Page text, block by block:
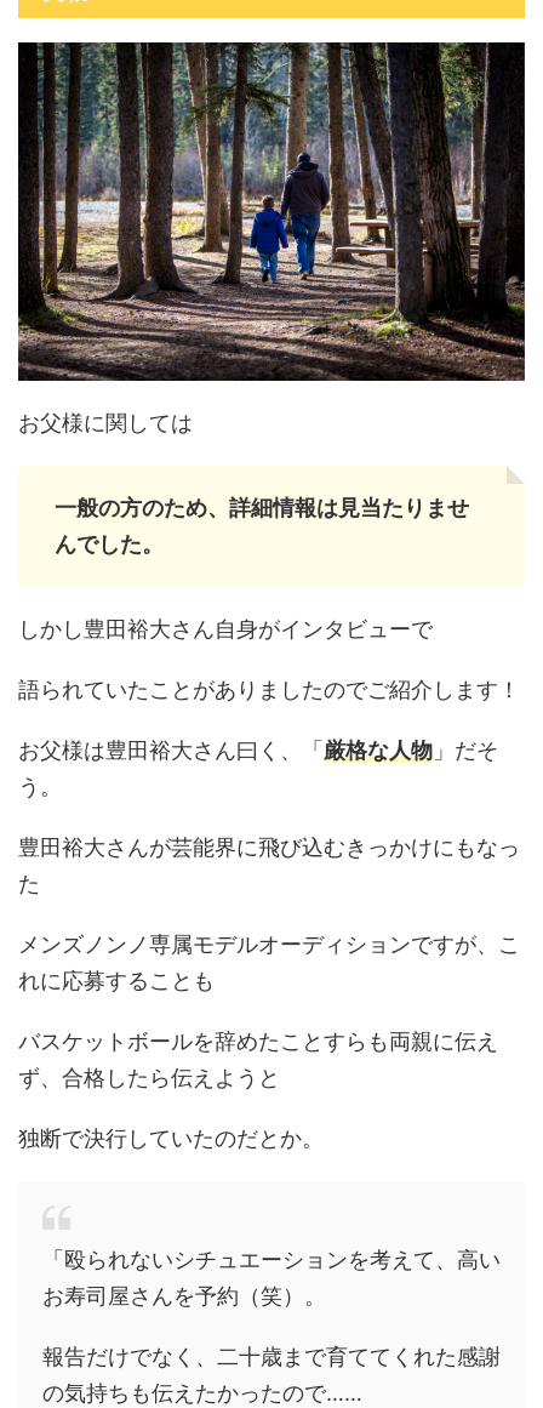
お父様に関しては
一般の方のため、詳細情報は見当たりませ
んでした。
しかし豊田裕大さん自身がインタビューで
語られていたことがありましたのでご紹介します！
お父様は豊田裕大さん曰く、「 厳格な人物 」だそ
う。
豊田裕大さんが芸能界に飛び込むきっかけにもなっ
た
メンズノンノ専属モデルオーディションですが、こ
れに応募することも
バスケットボールを辞めたことすらも両親に伝え
ず、合格したら伝えようと
独断で決行していたのだとか。
「殴られないシチュエーションを考えて、高い
お寿司屋さんを予約（笑）。
報告だけでなく、二十歳まで育ててくれた感謝
の気持ちも伝えたかったので……